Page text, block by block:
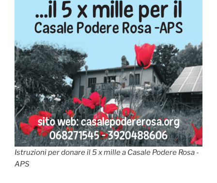
Istruzioni per donare il 5 x mille a Casale Podere Rosa -
APS